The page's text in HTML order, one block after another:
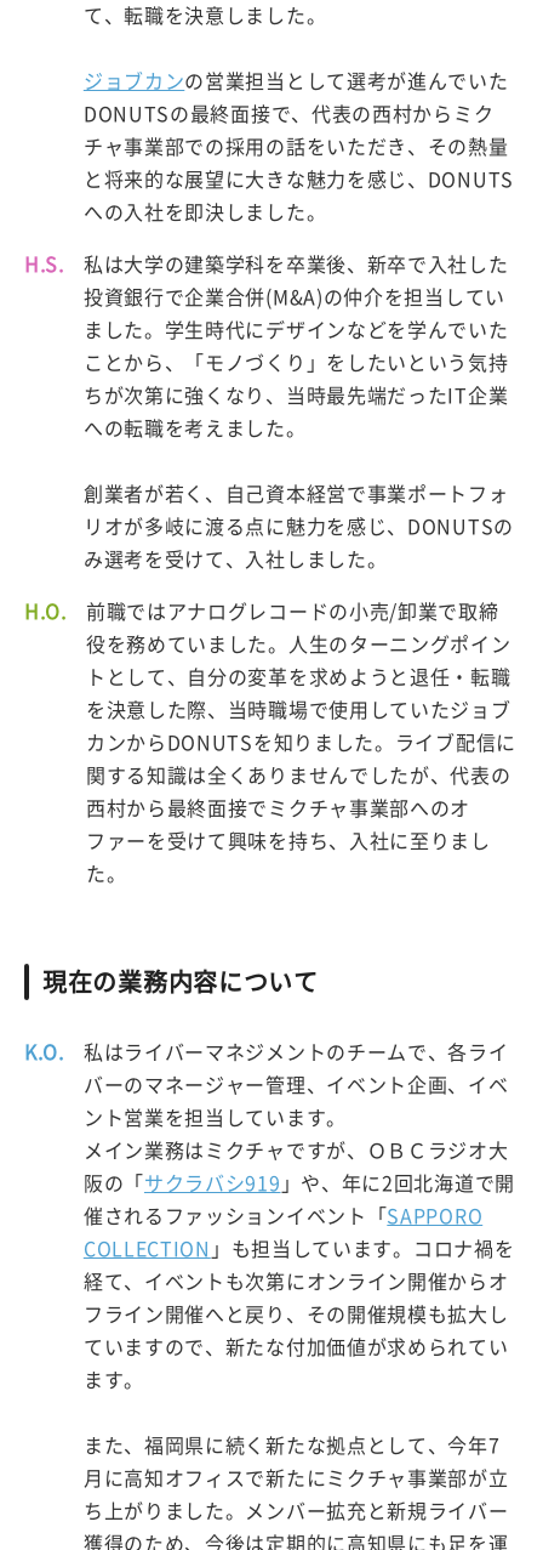
て、転職を決意しました。
ジョブカンの営業担当として選考が進んでいた
DONUTSの最終面接で、代表の西村からミク
チャ事業部での採用の話をいただき、その熱量
と将来的な展望に大きな魅力を感じ、DONUTS
への入社を即決しました。
H.S.
私は大学の建築学科を卒業後、新卒で入社した
投資銀行で企業合併(M&A)の仲介を担当してい
ました。学生時代にデザインなどを学んでいた
ことから、「モノづくり」をしたいという気持
ちが次第に強くなり、当時最先端だったIT企業
への転職を考えました。
創業者が若く、自己資本経営で事業ポートフォ
リオが多岐に渡る点に魅力を感じ、DONUTSの
み選考を受けて、入社しました。
H.O.
前職ではアナログレコードの小売/卸業で取締
役を務めていました。人生のターニングポイン
トとして、自分の変革を求めようと退任・転職
を決意した際、当時職場で使用していたジョブ
カンからDONUTSを知りました。ライブ配信に
関する知識は全くありませんでしたが、代表の
西村から最終面接でミクチャ事業部へのオ
ファーを受けて興味を持ち、入社に至りまし
た。
現在の業務内容について
K.O.
私はライバーマネジメントのチームで、各ライ
バーのマネージャー管理、イベント企画、イベ
ント営業を担当しています。
メイン業務はミクチャですが、ＯＢＣラジオ大
阪の「 サクラバシ919 」や、年に2回北海道で開
催されるファッションイベント「 SAPPORO
COLLECTION 」も担当しています。コロナ禍を
経て、イベントも次第にオンライン開催からオ
フライン開催へと戻り、その開催規模も拡大し
ていますので、新たな付加価値が求められてい
ます。
また、福岡県に続く新たな拠点として、今年7
月に高知オフィスで新たにミクチャ事業部が立
ち上がりました。メンバー拡充と新規ライバー
獲得のため、今後は定期的に高知県にも足を運